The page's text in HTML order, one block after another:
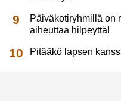
Päiväkotiryhmillä on
aiheuttaa hilpeyttä!
Pitääkö lapsen